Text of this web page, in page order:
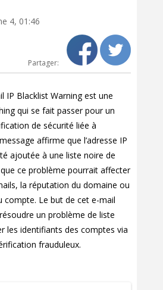
4, 01:46
Partager:
IP Blacklist Warning est une
qui se fait passer pour un
de sécurité liée à
affirme que l’adresse IP
ajoutée à une liste noire de
ce problème pourrait affecter
la réputation du domaine ou
compte. Le but de cet e-mail
résoudre un problème de liste
les identifiants des comptes via
frauduleux.